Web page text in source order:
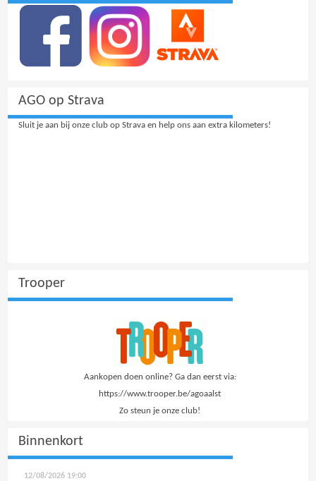
AGO op Strava
Sluit je aan bij onze club op Strava en help ons aan extra kilometers!
Trooper
Aankopen doen online? Ga dan eerst via:
https://www.trooper.be/agoaalst
Zo steun je onze club!
Binnenkort
12/08/2026 19:00